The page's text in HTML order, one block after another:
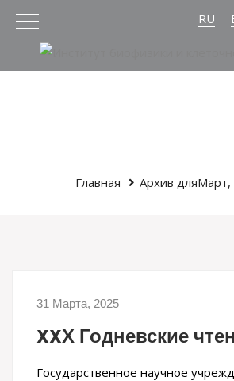
RU
Главная Архив дляМарт,
31 Марта, 2025
XXХ Годневские
Государственное научное